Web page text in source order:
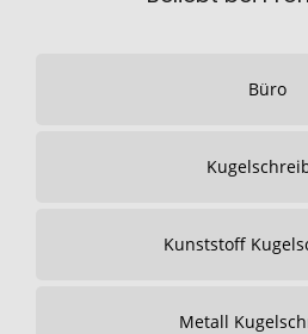
Büro
Kunststoff
Metall